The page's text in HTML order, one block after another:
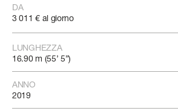
DA
3 011 € al giorno
LUNGHEZZA
16.90 m (55’ 5”)
ANNO
2019